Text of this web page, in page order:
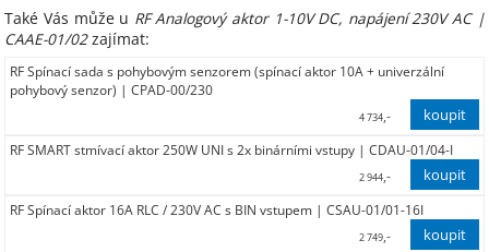
Také Vás může u RF Analogový aktor 1-10V DC, napájení 230V AC |
CAAE-01/02zajímat:
RF Spínací sada s pohybovým senzorem (spínací aktor 10A + univerzální
pohybový senzor) | CPAD-00/230
4 734,-
3 912,00
RF SMART stmívací aktor 250W UNI s 2x binárními vstupy | CDAU-01/04-I
2 944,-
2 433,00
RF Spínací aktor 16A RLC / 230V AC s BIN vstupem | CSAU-01/01-16I
2 749,-